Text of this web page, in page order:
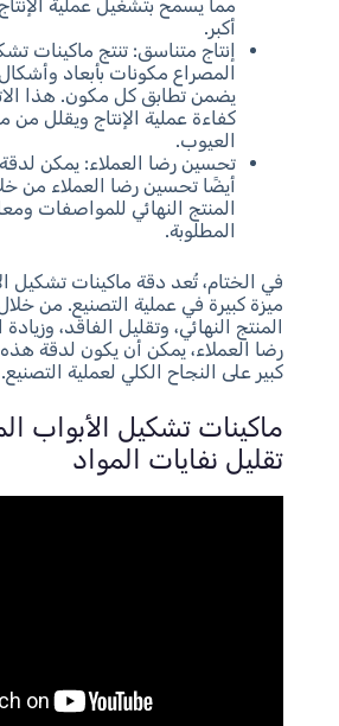
مما يسمح بتشغيل عملية
أكبر.
إنتاج متناسق: تنتج ماكينات
المصراع مكونات بأبعاد
يضمن تطابق كل مكون. هذا
كفاءة عملية الإنتاج ويقلل من
العيوب.
تحسين رضا العملاء: يمكن
أيضًا تحسين رضا العملاء من
المنتج النهائي للمواصفات
المطلوبة.
في الختام، تُعد دقة ماكينات تشكيل
ميزة كبيرة في عملية التصنيع. من
المنتج النهائي، وتقليل الفاقد،
رضا العملاء، يمكن أن يكون لدقة هذه
كبير على النجاح الكلي لعملية التصنيع.
ماكينات تشكيل الأبواب
تقليل نفايات المواد